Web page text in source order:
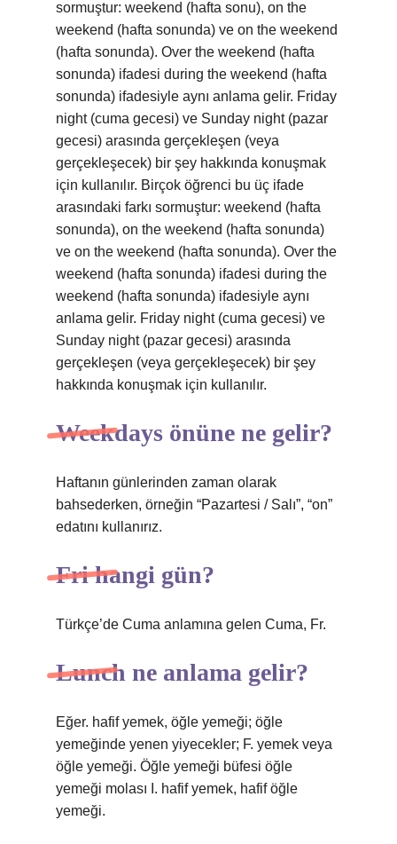
sormuştur: weekend (hafta sonu), on the
weekend (hafta sonunda) ve on the weekend
(hafta sonunda). Over the weekend (hafta
sonunda) ifadesi during the weekend (hafta
sonunda) ifadesiyle aynı anlama gelir. Friday
night (cuma gecesi) ve Sunday night (pazar
gecesi) arasında gerçekleşen (veya
gerçekleşecek) bir şey hakkında konuşmak
için kullanılır. Birçok öğrenci bu üç ifade
arasındaki farkı sormuştur: weekend (hafta
sonunda), on the weekend (hafta sonunda)
ve on the weekend (hafta sonunda). Over the
weekend (hafta sonunda) ifadesi during the
weekend (hafta sonunda) ifadesiyle aynı
anlama gelir. Friday night (cuma gecesi) ve
Sunday night (pazar gecesi) arasında
gerçekleşen (veya gerçekleşecek) bir şey
hakkında konuşmak için kullanılır.
Weekdays önüne ne gelir?
Haftanın günlerinden zaman olarak
bahsederken, örneğin “Pazartesi / Salı”, “on”
edatını kullanırız.
Fri hangi gün?
Türkçe’de Cuma anlamına gelen Cuma, Fr.
Lunch ne anlama gelir?
Eğer. hafif yemek, öğle yemeği; öğle
yemeğinde yenen yiyecekler; F. yemek veya
öğle yemeği. Öğle yemeği büfesi öğle
yemeği molası I. hafif yemek, hafif öğle
yemeği.